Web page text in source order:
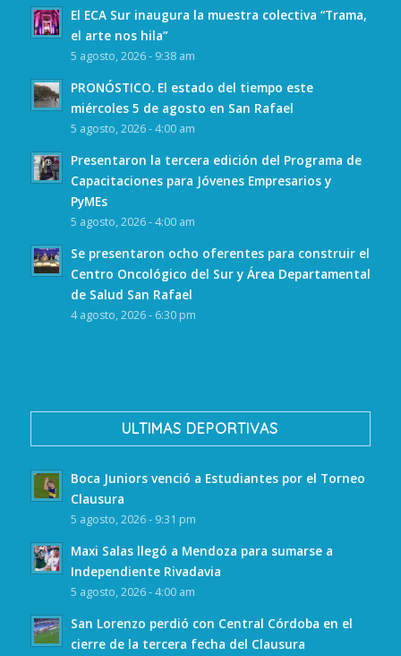
El ECA Sur inaugura la muestra colectiva “Trama,
el arte nos hila”
5 agosto, 2026 - 9:38 am
PRONÓSTICO. El estado del tiempo este
miércoles 5 de agosto en San Rafael
5 agosto, 2026 - 4:00 am
Presentaron la tercera edición del Programa de
Capacitaciones para Jóvenes Empresarios y
PyMEs
5 agosto, 2026 - 4:00 am
Se presentaron ocho oferentes para construir el
Centro Oncológico del Sur y Área Departamental
de Salud San Rafael
4 agosto, 2026 - 6:30 pm
ULTIMAS DEPORTIVAS
Boca Juniors venció a Estudiantes por el Torneo
Clausura
5 agosto, 2026 - 9:31 pm
Maxi Salas llegó a Mendoza para sumarse a
Independiente Rivadavia
5 agosto, 2026 - 4:00 am
San Lorenzo perdió con Central Córdoba en el
cierre de la tercera fecha del Clausura